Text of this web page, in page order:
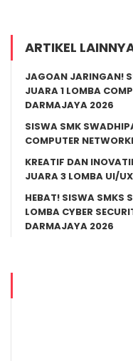
ARTIKEL
JAGOAN JARINGAN!
JUARA 1 LOMBA
DARMAJAYA 2026
SISWA SMK
COMPUTER
KREATIF DAN
JUARA 3 LOMBA UI/
HEBAT! SISWA SMKS
LOMBA CYBER
DARMAJAYA 2026